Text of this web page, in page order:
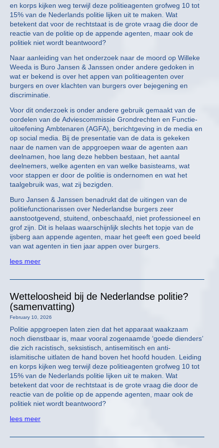
en korps kijken weg terwijl deze politieagenten grofweg 10 tot
15% van de Nederlands politie lijken uit te maken. Wat
betekent dat voor de rechtstaat is de grote vraag die door de
reactie van de politie op de appende agenten, maar ook de
politiek niet wordt beantwoord?
Naar aanleiding van het onderzoek naar de moord op Willeke
Weeda is Buro Jansen & Janssen onder andere gedoken in
wat er bekend is over het appen van politieagenten over
burgers en over klachten van burgers over bejegening en
discriminatie.
Voor dit onderzoek is onder andere gebruik gemaakt van de
oordelen van de Adviescommissie Grondrechten en Functie-
uitoefening Ambtenaren (AGFA), berichtgeving in de media en
op social media. Bij de presentatie van de data is gekeken
naar de namen van de appgroepen waar de agenten aan
deelnamen, hoe lang deze hebben bestaan, het aantal
deelnemers, welke agenten en van welke basisteams, wat
voor stappen er door de politie is ondernomen en wat het
taalgebruik was, wat zij bezigden.
Buro Jansen & Janssen benadrukt dat de uitingen van de
politiefunctionarissen over Nederlandse burgers zeer
aanstootgevend, stuitend, onbeschaafd, niet professioneel en
grof zijn. Dit is helaas waarschijnlijk slechts het topje van de
ijsberg aan appende agenten, maar het geeft een goed beeld
van wat agenten in tien jaar appen over burgers.
lees meer
Wetteloosheid bij de Nederlandse politie?
(samenvatting)
February 10, 2026
Politie appgroepen laten zien dat het apparaat waakzaam
noch dienstbaar is, maar vooral zogenaamde ‘goede dienders’
die zich racistisch, seksistisch, antisemitisch en anti-
islamitische uitlaten de hand boven het hoofd houden. Leiding
en korps kijken weg terwijl deze politieagenten grofweg 10 tot
15% van de Nederlands politie lijken uit te maken. Wat
betekent dat voor de rechtstaat is de grote vraag die door de
reactie van de politie op de appende agenten, maar ook de
politiek niet wordt beantwoord?
lees meer